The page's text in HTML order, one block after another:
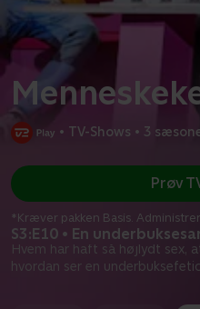
• TV-Shows • 3
S3:E10 • En
Hvem har haft så højlydt sex,
hvordan ser en
Prøv
*Kræver pakken Basis.